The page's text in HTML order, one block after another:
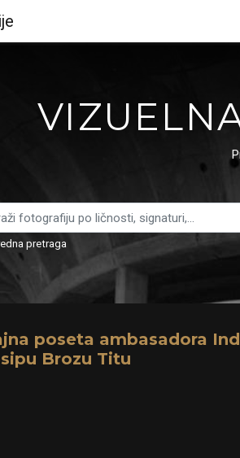
pretraga
poseta ambasadora
Brozu Titu